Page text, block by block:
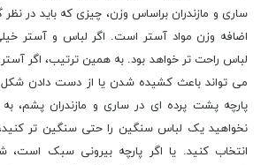
ساری و مازندران براساس وزن، چیزی که باید در
اضافه وزن مواد آستر است. اگر لباس و آستر
لباس راحت تر خواهد بود. به همین ترتیب، اگر
می تواند باعث کشیده شدن یا از دست دادن
پارچه پشت پرده ای در ساری و مازندران پشم،
نخواهید یک لباس سنگین را حتی سنگین تر
انتخاب کنید. یا اگر پارچه بیرونی سبک